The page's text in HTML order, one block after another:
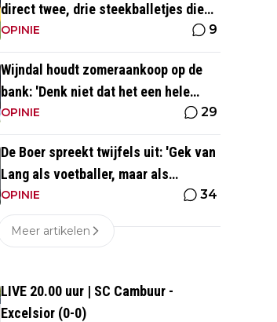
direct twee, drie steekballetjes die
gewoon perfect waren'
OPINIE 9
Wijndal houdt zomeraankoop op de
bank: 'Denk niet dat het een hele
goede verdediger is'
OPINIE 29
De Boer spreekt twijfels uit: 'Gek van
Lang als voetballer, maar als
persoonlijkheid niet'
OPINIE 34
Meer artikelen
LIVE 20.00 uur | SC Cambuur -
Excelsior (0-0)